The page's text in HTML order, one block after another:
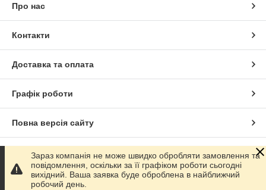
Про нас
Контакти
Доставка та оплата
Графік роботи
Повна версія сайту
Сайт створено на маркетплейсі Prom.ua
Політика конфіденційності
Зараз компанія не може швидко обробляти замовлення та
повідомлення, оскільки за її графіком роботи сьогодні
вихідний. Ваша заявка буде оброблена в найближчий
робочий день.